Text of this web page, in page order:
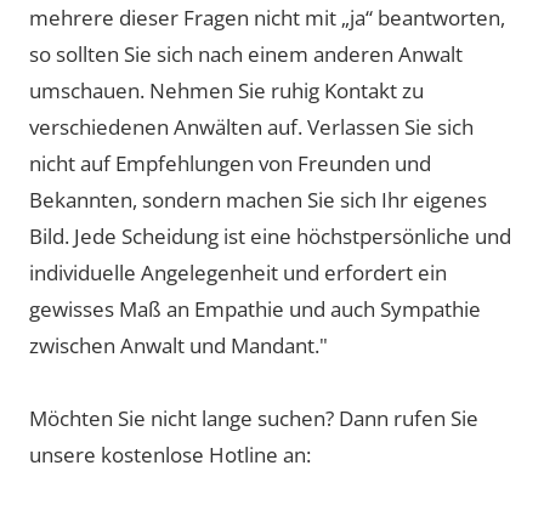
mehrere dieser Fragen nicht mit „ja“ beantworten,
so sollten Sie sich nach einem anderen Anwalt
umschauen. Nehmen Sie ruhig Kontakt zu
verschiedenen Anwälten auf. Verlassen Sie sich
nicht auf Empfehlungen von Freunden und
Bekannten, sondern machen Sie sich Ihr eigenes
Bild. Jede Scheidung ist eine höchstpersönliche und
individuelle Angelegenheit und erfordert ein
gewisses Maß an Empathie und auch Sympathie
zwischen Anwalt und Mandant."
Möchten Sie nicht lange suchen? Dann rufen Sie
unsere kostenlose Hotline an: